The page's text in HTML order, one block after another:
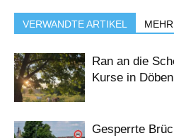
VERWANDTE ARTIKEL
Ran an die
Kurse in
Gesperrte